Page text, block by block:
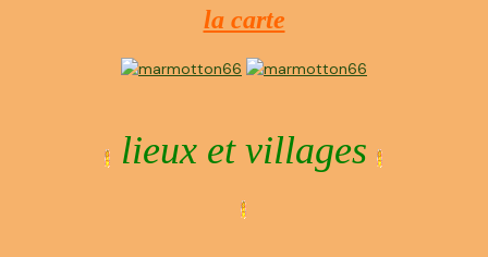
la carte
lieux et villages